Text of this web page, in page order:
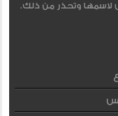
وتحذر من ذلك.